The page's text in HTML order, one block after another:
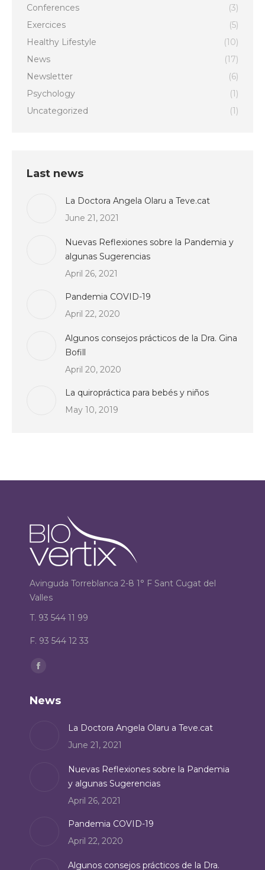
Conferences
(3)
Exercices
(5)
Healthy Lifestyle
(10)
News
(17)
Newsletter
(6)
Psychology
(1)
Uncategorized
(1)
Last news
La Doctora Angela Olaru a Teve.cat
June 21, 2021
Nuevas Reflexiones sobre la Pandemia y
algunas Sugerencias
April 26, 2021
Pandemia COVID-19
April 22, 2020
Algunos consejos prácticos de la Dra. Gina
Bofill
April 20, 2020
La quiropráctica para bebés y niños
May 10, 2019
Avinguda Torreblanca 2-8 1° F Sant Cugat del
Valles
T. 93 544 11 99
F. 93 544 12 33
Find us on:
opens
window
News
La Doctora Angela Olaru a Teve.cat
June 21, 2021
Nuevas Reflexiones sobre la Pandemia
y algunas Sugerencias
April 26, 2021
Pandemia COVID-19
April 22, 2020
Algunos consejos prácticos de la Dra.